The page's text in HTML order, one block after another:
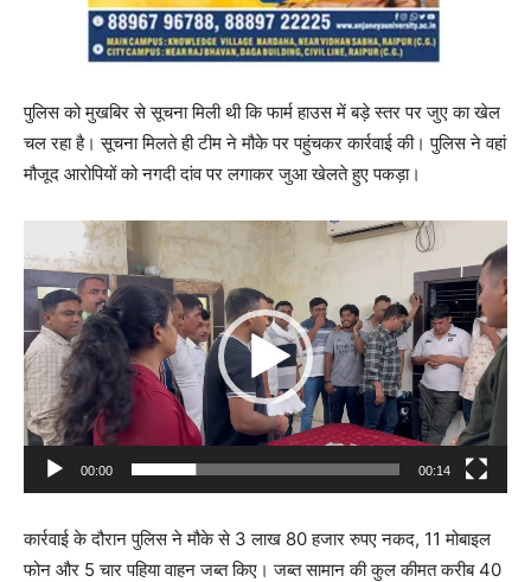
पुलिस को मुखबिर से सूचना मिली थी कि फार्म हाउस में बड़े स्तर पर जुए का खेल
चल रहा है। सूचना मिलते ही टीम ने मौके पर पहुंचकर कार्रवाई की। पुलिस ने वहां
मौजूद आरोपियों को नगदी दांव पर लगाकर जुआ खेलते हुए पकड़ा।
i
e
o
P
l
a
r
00:00 00:14
कार्रवाई के दौरान पुलिस ने मौके से 3 लाख 80 हजार रुपए नकद, 11 मोबाइल
फोन और 5 चार पहिया वाहन जब्त किए। जब्त सामान की कुल कीमत करीब 40